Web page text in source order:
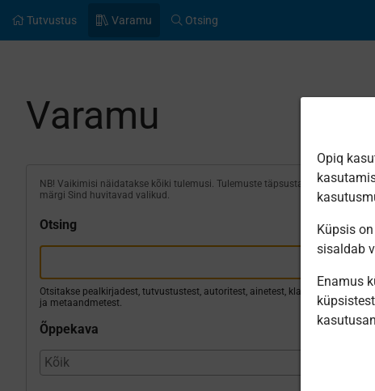
Tutvustus Varamu Otsing
Varamu
NB! Vaikimisi näidatakse kõiki tulemusi. Tulemuste täpsustamiseks
märgi Sind huvitavad valikud.
Otsing
Otsitakse pealkirjadest, tutvustustest, autoritest, ainetest, klassidest
ja metaandmetest.
Õppekava
Opiq
Küpsis
sisaldab
Enamus